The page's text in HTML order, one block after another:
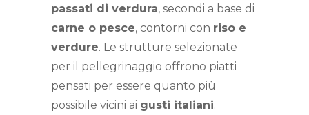
passati di verdura, secondi a base di
carne o pesce, contorni con riso e
verdure. Le strutture selezionate
per il pellegrinaggio offrono piatti
pensati per essere quanto più
possibile vicini ai gusti italiani.